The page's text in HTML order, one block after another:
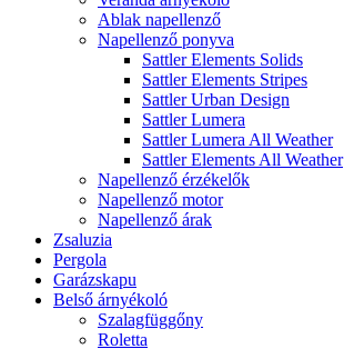
Ablak napellenző
Napellenző ponyva
Sattler Elements Solids
Sattler Elements Stripes
Sattler Urban Design
Sattler Lumera
Sattler Lumera All Weather
Sattler Elements All Weather
Napellenző érzékelők
Napellenző motor
Napellenző árak
Zsaluzia
Pergola
Garázskapu
Belső árnyékoló
Szalagfüggőny
Roletta